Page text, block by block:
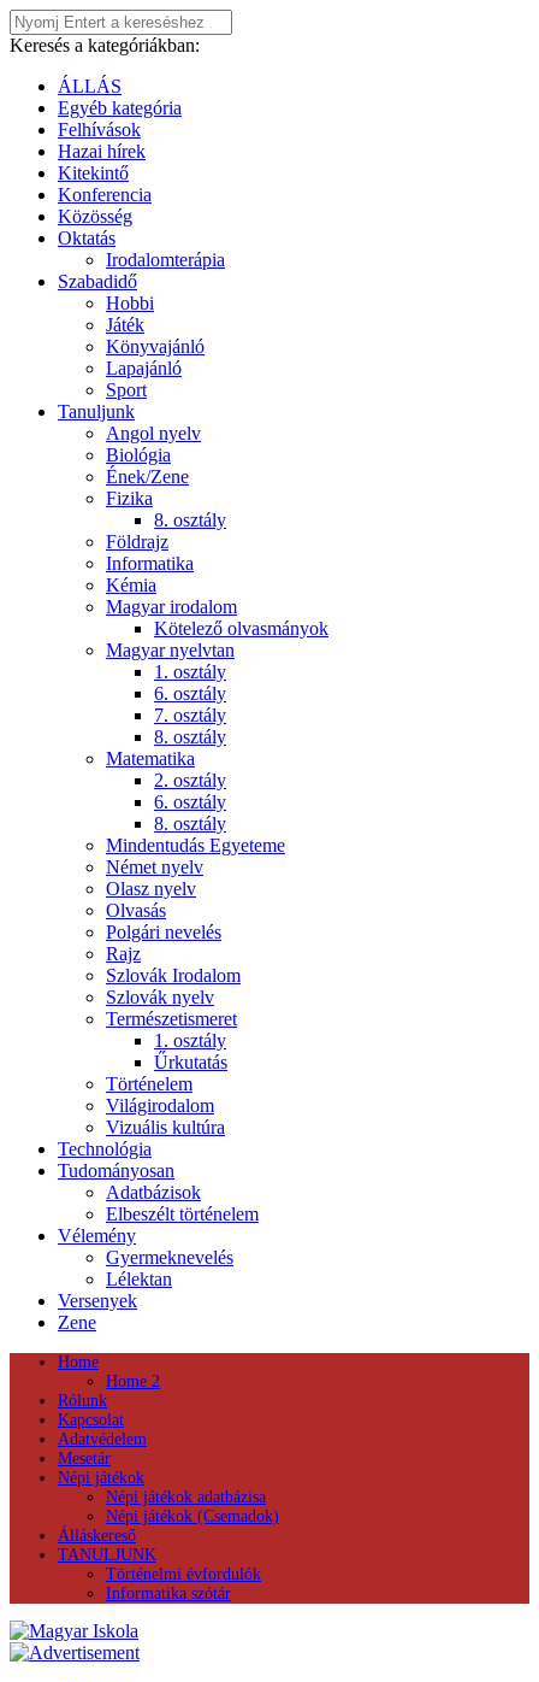
Keresés a kategóriákban:
ÁLLÁS
Egyéb kategória
Felhívások
Hazai hírek
Kitekintő
Konferencia
Közösség
Oktatás
Irodalomterápia
Szabadidő
Hobbi
Játék
Könyvajánló
Lapajánló
Sport
Tanuljunk
Angol nyelv
Biológia
Ének/Zene
Fizika
8. osztály
Földrajz
Informatika
Kémia
Magyar irodalom
Kötelező olvasmányok
Magyar nyelvtan
1. osztály
6. osztály
7. osztály
8. osztály
Matematika
2. osztály
6. osztály
8. osztály
Mindentudás Egyeteme
Német nyelv
Olasz nyelv
Olvasás
Polgári nevelés
Rajz
Szlovák Irodalom
Szlovák nyelv
Természetismeret
1. osztály
Űrkutatás
Történelem
Világirodalom
Vizuális kultúra
Technológia
Tudományosan
Adatbázisok
Elbeszélt történelem
Vélemény
Gyermeknevelés
Lélektan
Versenyek
Zene
Home
Home 2
Rólunk
Kapcsolat
Adatvédelem
Mesetár
Népi játékok
Népi játékok adatbázisa
Népi játékok (Csemadok)
Álláskereső
TANULJUNK
Történelmi évfordulók
Informatika szótár